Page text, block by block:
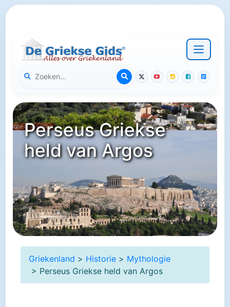
Perseus Griekse
held van Argos
Griekenland > Historie > Mythologie
> Perseus Griekse held van Argos